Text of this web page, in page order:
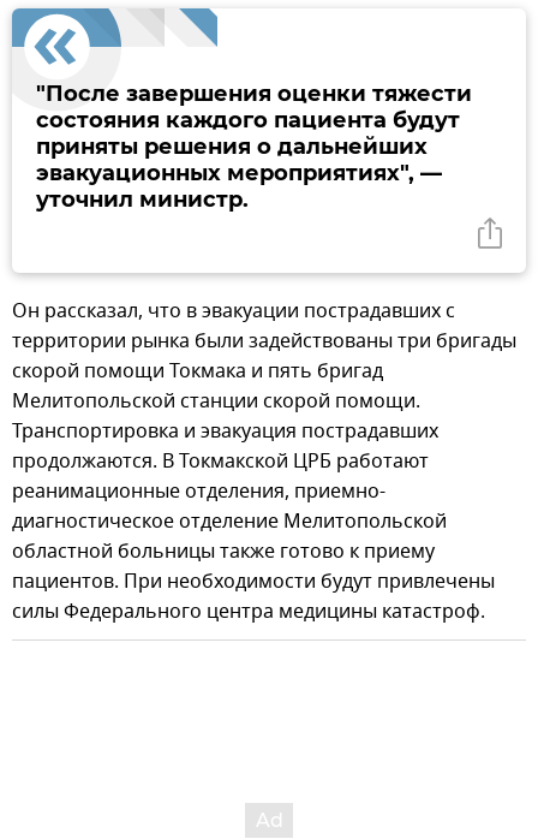
"После завершения оценки тяжести
состояния каждого пациента будут
приняты решения о дальнейших
эвакуационных мероприятиях", —
уточнил министр.
Он рассказал, что в эвакуации пострадавших с
территории рынка были задействованы три бригады
скорой помощи Токмака и пять бригад
Мелитопольской станции скорой помощи.
Транспортировка и эвакуация пострадавших
продолжаются. В Токмакской ЦРБ работают
реанимационные отделения, приемно-
диагностическое отделение Мелитопольской
областной больницы также готово к приему
пациентов. При необходимости будут привлечены
силы Федерального центра медицины катастроф.